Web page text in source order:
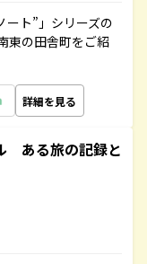
ート”」シリーズの
東の田舎町をご紹
詳細を見る
ある旅の記録と